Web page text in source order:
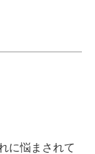
に悩まされて